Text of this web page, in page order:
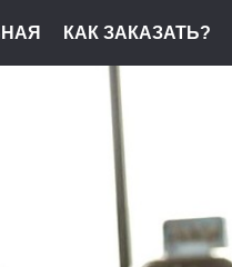
КАК ЗАКАЗАТЬ?